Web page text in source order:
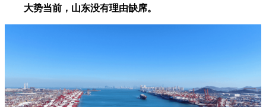
大势当前，山东没有理由缺席。